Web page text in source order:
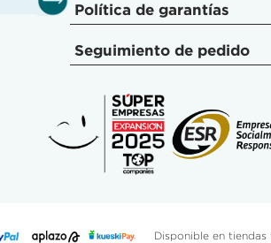
Política de garantías
Seguimiento de pedido
Disponible en tiendas